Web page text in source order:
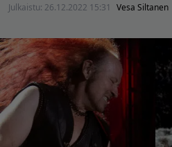
Julkaistu: 26.12.2022 15:31 Vesa Siltanen